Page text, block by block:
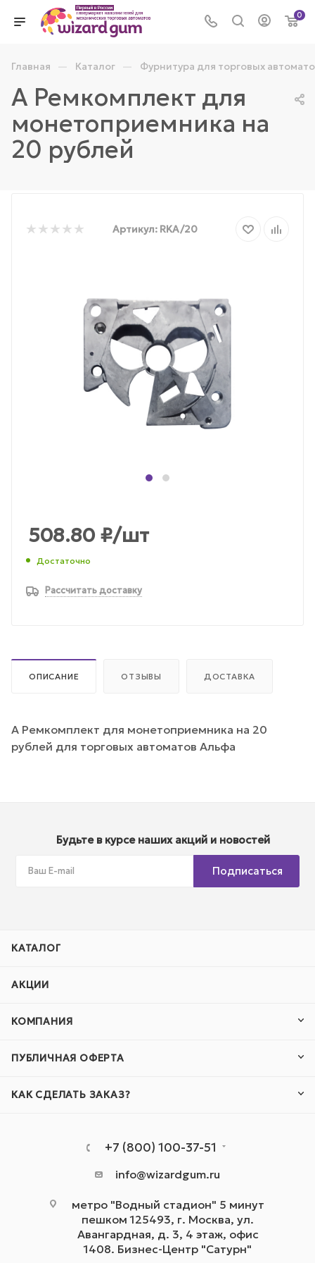
0
Главная — Каталог — Фурнитура для торговых
А Ремкомплект для
монетоприемника на
20 рублей
Артикул: RKA/20
508.80 ₽/шт
Достаточно
Рассчитать доставку
ОПИСАНИЕ ОТЗЫВЫ ДОСТАВКА
А Ремкомплект для монетоприемника на 20
рублей для торговых автоматов Альфа
Будьте в курсе наших акций и новостей
Подписаться
КАТАЛОГ
АКЦИИ
КОМПАНИЯ
ПУБЛИЧНАЯ ОФЕРТА
КАК СДЕЛАТЬ ЗАКАЗ?
+7 (800) 100-37-51
info@wizardgum.ru
метро "Водный стадион" 5 минут
пешком 125493, г. Москва, ул.
Авангардная, д. 3, 4 этаж, офис
1408. Бизнес-Центр "Сатурн"